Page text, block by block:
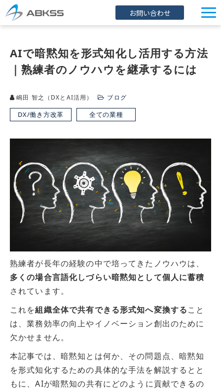
お問い合わせ
製品/FAQ
サービス
オンラインストア
イベント・セミナー
導入事例
AIで暗黙知を形式知化し活用する方法
｜熟練者のノウハウを継承するには
嶋田 智之（DXとAI活用） ブログ
DX/働き方改革 全ての業種
熟練者が長年の経験の中で培ってきたノウハウは、
多くの場合言語化しづらい暗黙知として個人に蓄積
されています。
これを組織全体で共有できる形式知へ変換すること
は、業務効率の向上やイノベーション創出のために
欠かせません。
本記事では、暗黙知とは何か、その問題点、暗黙知
を形式知化するための具体的な手法を解説するとと
もに、AIが暗黙知の共有にどのように貢献できるの